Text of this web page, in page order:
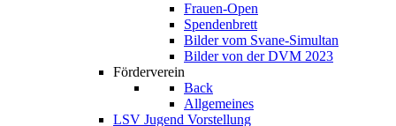
Frauen-Open
Spendenbrett
Bilder vom Svane-Simultan
Bilder von der DVM 2023
Förderverein
Back
Allgemeines
LSV Jugend Vorstellung